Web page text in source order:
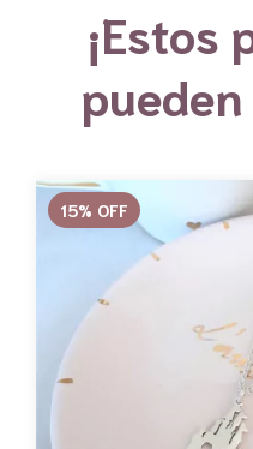
¡Estos
15% OFF